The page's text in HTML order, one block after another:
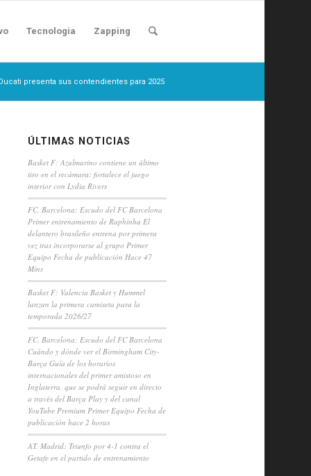
Tecnologia Zapping
presenta sus contendientes para 2025
ÚLTIMAS NOTICIAS
Basket F: Azulmarino contiene un último
tiro en el recámara: fortalece el juego
interior con Lydia Rivers
FC. Barcelona: Escudo del FC Barcelona
Primer entrenamiento de Raphinha El
delantero brasileño entrena por primera
vez tras incorporarse al grupo Primer
Equipo Fecha de publicación Hace 47
Mins
Basket F: Valencia Basket y Hummel
lanzan la primera camiseta para la
temporada 2026/27
FC. Barcelona: Escudo del FC Barcelona
Cuándo y dónde ver el Birmingham City-
Barça Guía de los horarios
internacionales del primer amistoso en
Inglaterra, que se podrá seguir en directo
a través del Barça Play y del canal
YouTube Premium Primer Equipo Fecha de
publicación hace 2 horas
AT. Madrid: Triunfo por 4-1 contra el
Getafe en el partido de entrenamiento